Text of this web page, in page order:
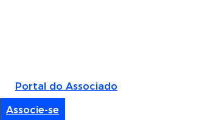
Portal do Associado
Associe-se